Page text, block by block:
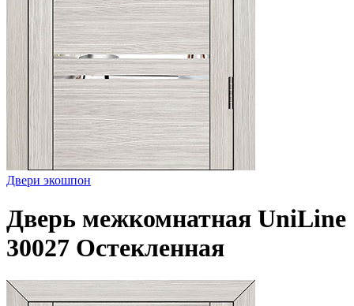
Двери экошпон
Дверь межкомнатная UniLine
30027 Остекленная